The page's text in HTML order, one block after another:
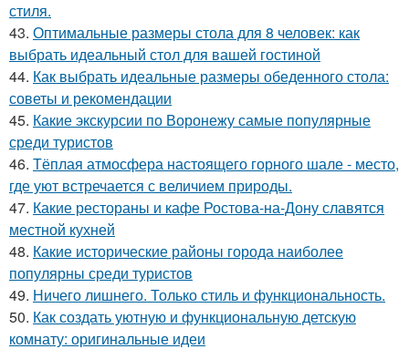
стиля.
43. Оптимальные размеры стола для 8 человек: как
выбрать идеальный стол для вашей гостиной
44. Как выбрать идеальные размеры обеденного стола:
советы и рекомендации
45. Какие экскурсии по Воронежу самые популярные
среди туристов
46. Тёплая атмосфера настоящего горного шале - место,
где уют встречается с величием природы.
47. Какие рестораны и кафе Ростова-на-Дону славятся
местной кухней
48. Какие исторические районы города наиболее
популярны среди туристов
49. Ничего лишнего. Только стиль и функциональность.
50. Как создать уютную и функциональную детскую
комнату: оригинальные идеи